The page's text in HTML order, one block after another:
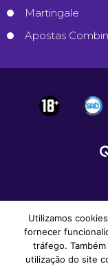
Martingale
Apostas
© 2008-
Utilizamos
fornecer
tráfego.
utilização do site